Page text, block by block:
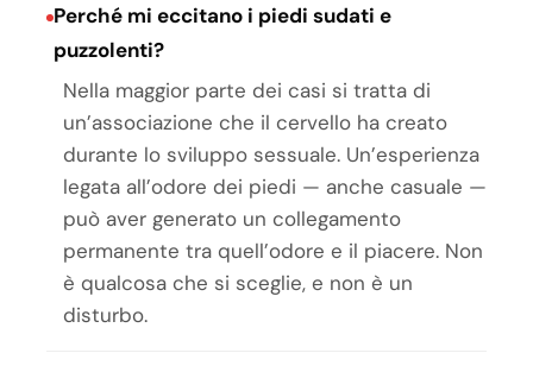
Perché mi eccitano i piedi sudati e
puzzolenti?
Nella maggior parte dei casi si tratta di
un’associazione che il cervello ha creato
durante lo sviluppo sessuale. Un’esperienza
legata all’odore dei piedi — anche casuale —
può aver generato un collegamento
permanente tra quell’odore e il piacere. Non
è qualcosa che si sceglie, e non è un
disturbo.